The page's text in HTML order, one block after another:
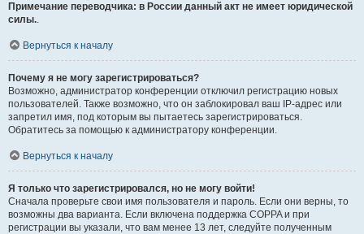
Примечание переводчика: в России данный акт не имеет юридической
силы..
Вернуться к началу
Почему я не могу зарегистрироваться?
Возможно, администратор конференции отключил регистрацию новых
пользователей. Также возможно, что он заблокировал ваш IP-адрес или
запретил имя, под которым вы пытаетесь зарегистрироваться.
Обратитесь за помощью к администратору конференции.
Вернуться к началу
Я только что зарегистрировался, но не могу войти!
Сначала проверьте свои имя пользователя и пароль. Если они верны, то
возможны два варианта. Если включена поддержка COPPA и при
регистрации вы указали, что вам менее 13 лет, следуйте полученным